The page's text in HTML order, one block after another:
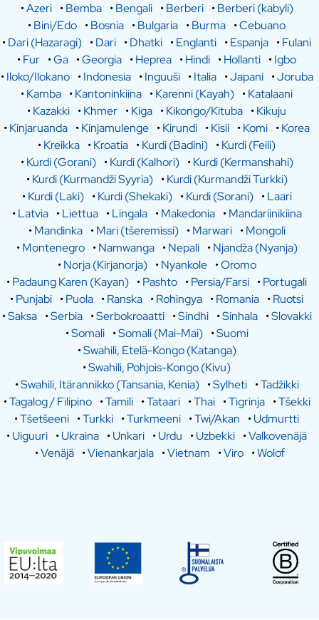
•Azeri •Bemba •Bengali •Berberi •Berberi (kabyli)
•Bini/Edo •Bosnia •Bulgaria •Burma •Cebuano
•Dari (Hazaragi) •Dari •Dhatki •Englanti •Espanja •Fulani
•Fur •Ga •Georgia •Heprea •Hindi •Hollanti •Igbo
•Iloko/Ilokano •Indonesia •Inguuši •Italia •Japani •Joruba
•Kamba •Kantoninkiina •Karenni (Kayah) •Katalaani
•Kazakki •Khmer •Kiga •Kikongo/Kituba •Kikuju
•Kinjaruanda •Kinjamulenge •Kirundi •Kisii •Komi •Korea
•Kreikka •Kroatia •Kurdi (Badini) •Kurdi (Feili)
•Kurdi (Gorani) •Kurdi (Kalhori) •Kurdi (Kermanshahi)
•Kurdi (Kurmandži Syyria) •Kurdi (Kurmandži Turkki)
•Kurdi (Laki) •Kurdi (Shekaki) •Kurdi (Sorani) •Laari
•Latvia •Liettua •Lingala •Makedonia •Mandariinikiina
•Mandinka •Mari (tšeremissi) •Marwari •Mongoli
•Montenegro •Namwanga •Nepali •Njandža (Nyanja)
•Norja (Kirjanorja) •Nyankole •Oromo
•Padaung Karen (Kayan) •Pashto •Persia/Farsi •Portugali
•Punjabi •Puola •Ranska •Rohingya •Romania •Ruotsi
•Saksa •Serbia •Serbokroaatti •Sindhi •Sinhala •Slovakki
•Somali •Somali (Mai-Mai) •Suomi
•Swahili, Etelä-Kongo (Katanga)
•Swahili, Pohjois-Kongo (Kivu)
•Swahili, Itärannikko (Tansania, Kenia) •Sylheti •Tadžikki
•Tagalog / Filipino •Tamili •Tataari •Thai •Tigrinja •Tšekki
•Tšetšeeni •Turkki •Turkmeeni •Twi/Akan •Udmurtti
•Uiguuri •Ukraina •Unkari •Urdu •Uzbekki •Valkovenäjä
•Venäjä •Vienankarjala •Vietnam •Viro •Wolof